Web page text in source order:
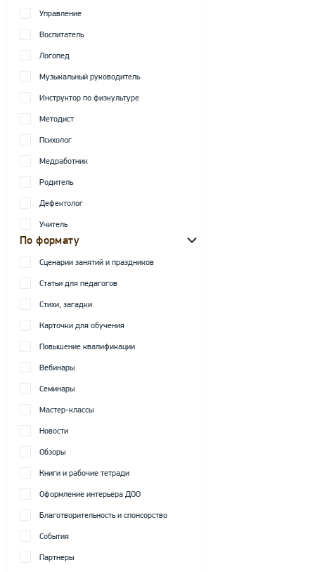
Управление
Воспитатель
Логопед
Музыкальный руководитель
Инструктор по физкультуре
Методист
Психолог
Медработник
Родитель
Дефектолог
Учитель
По формату
Сценарии занятий и праздников
Статьи для педагогов
Стихи, загадки
Карточки для обучения
Повышение квалификации
Вебинары
Семинары
Мастер-классы
Новости
Обзоры
Книги и рабочие тетради
Оформление интерьера ДОО
Благотворительность и спонсорство
События
Партнеры